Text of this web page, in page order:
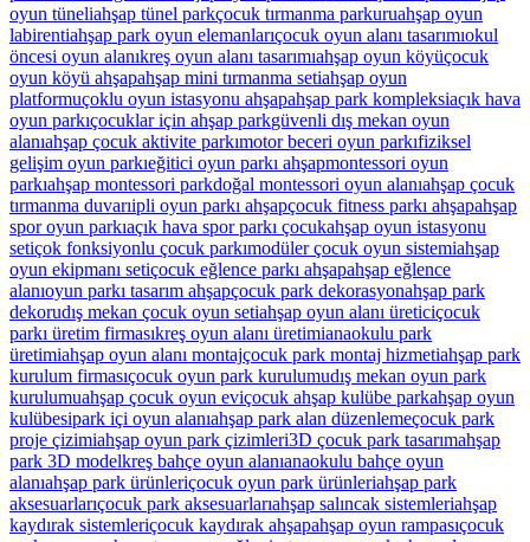
oyun tüneliahşap tünel parkçocuk tırmanma parkuruahşap oyun
labirentiahşap park oyun elemanlarıçocuk oyun alanı tasarımıokul
öncesi oyun alanıkreş oyun alanı tasarımıahşap oyun köyüçocuk
oyun köyü ahşapahşap mini tırmanma setiahşap oyun
platformuçoklu oyun istasyonu ahşapahşap park kompleksiaçık hava
oyun parkıçocuklar için ahşap parkgüvenli dış mekan oyun
alanıahşap çocuk aktivite parkımotor beceri oyun parkıfiziksel
gelişim oyun parkıeğitici oyun parkı ahşapmontessori oyun
parkıahşap montessori parkdoğal montessori oyun alanıahşap çocuk
tırmanma duvarıipli oyun parkı ahşapçocuk fitness parkı ahşapahşap
spor oyun parkıaçık hava spor parkı çocukahşap oyun istasyonu
setiçok fonksiyonlu çocuk parkımodüler çocuk oyun sistemiahşap
oyun ekipmanı setiçocuk eğlence parkı ahşapahşap eğlence
alanıoyun parkı tasarım ahşapçocuk park dekorasyonahşap park
dekorudış mekan çocuk oyun setiahşap oyun alanı üreticiçocuk
parkı üretim firmasıkreş oyun alanı üretimianaokulu park
üretimiahşap oyun alanı montajçocuk park montaj hizmetiahşap park
kurulum firmasıçocuk oyun park kurulumudış mekan oyun park
kurulumuahşap çocuk oyun eviçocuk ahşap kulübe parkahşap oyun
kulübesipark içi oyun alanıahşap park alan düzenlemeçocuk park
proje çizimiahşap oyun park çizimleri3D çocuk park tasarımahşap
park 3D modelkreş bahçe oyun alanıanaokulu bahçe oyun
alanıahşap park ürünleriçocuk oyun park ürünleriahşap park
aksesuarlarıçocuk park aksesuarlarıahşap salıncak sistemleriahşap
kaydırak sistemleriçocuk kaydırak ahşapahşap oyun rampasıçocuk